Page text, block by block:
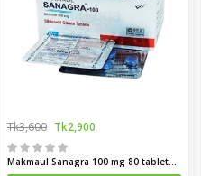
Tk3,600 Tk2,900